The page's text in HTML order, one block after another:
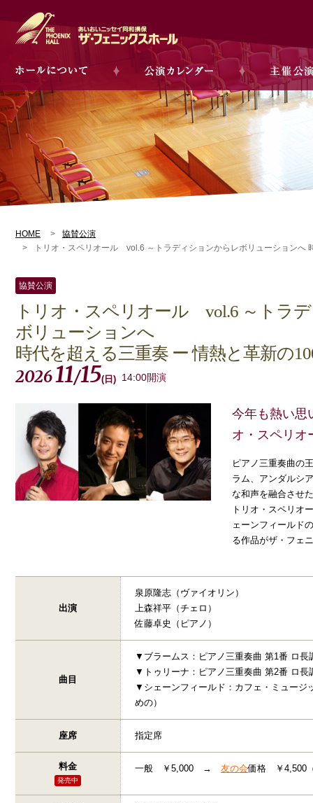
HOME
協賛公演
トリオ・スペリオール vol.6 ～トラディションからレボリューションへ
協賛公演
トリオ・スペリオール vol.6 ～トラ
ボリューションへ
時代を超える三重奏 ー 情熱と革新の
202611/15( 日 ) 14:00開演
今年も熱い思
オ・スペリオ
ピアノ三重奏曲の
ラム、アンダルシ
な和声を融合させ
トリオ・スペリオ
ェーンフィールド
る作品がザ・フェ
出演
泉原隆志（ヴァイオリン）
上森祥平（チェロ）
佐藤卓史（ピアノ）
曲目
▼ブラームス：ピアノ三重奏曲 第1番 ロ長
▼トゥリーナ：ピアノ三重奏曲 第2番 ロ長
▼シェーンフィールド：カフェ・ミュージ
めの）
座席 指定席
料金
発売中
一般 ￥5,000 → 友の会価格 ￥4,500